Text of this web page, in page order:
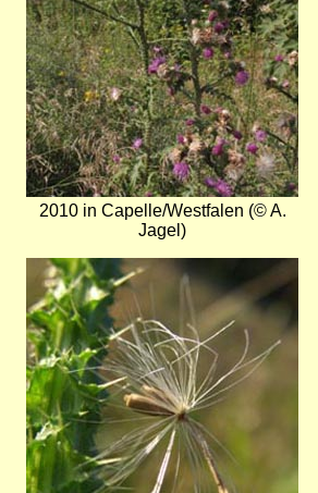
2010 in Capelle/Westfalen (© A.
Jagel)
Bild